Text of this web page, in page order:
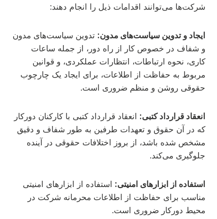
شرکت‌ها می‌توانند اقدامات ذیل را انجام دهند:
ایجاد و تدوین سیاست‌های مدون: تدوین سیاست‌های مدون
و شفاف در خصوص کار از راه دور، از جمله ساعات
کاری، نحوه ارتباطات، انتظارات عملکردی، و قوانین
مربوط به حفاظت از اطلاعات، برای ایجاد یک چارچوب
حقوقی روشن و منظم ضروری است.
انعقاد قرارداد کتبی: انعقاد قرارداد کتبی با کارکنان دورکار
که در آن حقوق و تعهدات طرفین به طور شفاف و دقیق
مشخص شده باشد، از بروز اختلافات حقوقی در آینده
جلوگیری می‌کند.
استفاده از ابزارهای امنیتی: استفاده از ابزارهای امنیتی
مناسب برای حفاظت از اطلاعات محرمانه شرکت در
محیط دورکار ضروری است.